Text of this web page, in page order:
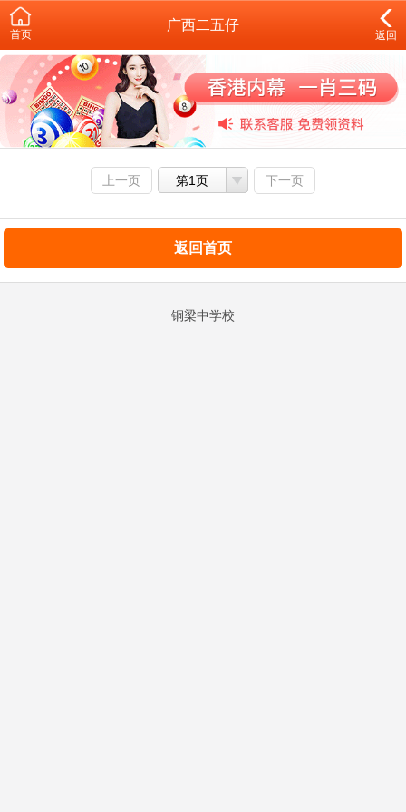
首页
广西二五仔
返回
上一页 第1页 下一页
返回首页
铜梁中学校